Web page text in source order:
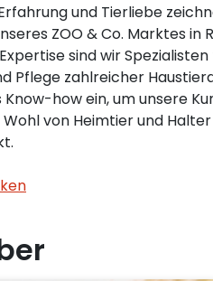
und Tierliebe
ZOO & Co. Marktes in
sind wir
Pflege zahlreicher
Know-how ein, um unsere
von Heimtier und